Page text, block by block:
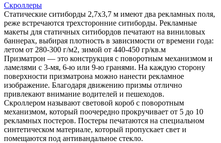
Скроллеры
Статические ситиборды 2,7х3,7 м имеют два рекламных поля,
реже встречаются трехсторонние ситиборды. Рекламные
макеты для статичных ситибордов печатают на виниловых
баннерах, выбирая плотность в зависимости от времени года:
летом от 280-300 г/м2, зимой от 440-450 гр/кв.м
Призматрон — это конструкция с поворотным механизмом и
ламелями с 3-мя, 6-ю или 9-ю гранями. На каждую сторону
поверхности призматрона можно нанести рекламное
изображение. Благодаря движению призмы отлично
привлекают внимание водителей и пешеходов.
Скроллером называют световой короб с поворотным
механизмом, который поочередно прокручивает от 5 до 10
рекламных постеров. Постеры печатаются на специальном
синтетическом материале, который пропускает свет и
помещаются под антивандальное стекло.